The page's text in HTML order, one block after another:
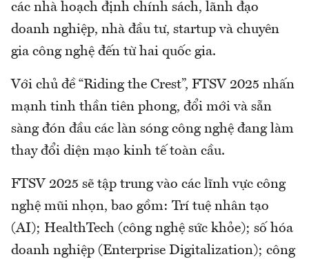
các nhà hoạch định chính sách, lãnh đạo
doanh nghiệp, nhà đầu tư, startup và chuyên
gia công nghệ đến từ hai quốc gia.
Với chủ đề “Riding the Crest”, FTSV 2025 nhấn
mạnh tinh thần tiên phong, đổi mới và sẵn
sàng đón đầu các làn sóng công nghệ đang làm
thay đổi diện mạo kinh tế toàn cầu.
FTSV 2025 sẽ tập trung vào các lĩnh vực công
nghệ mũi nhọn, bao gồm: Trí tuệ nhân tạo
(AI); HealthTech (công nghệ sức khỏe); số hóa
doanh nghiệp (Enterprise Digitalization); công